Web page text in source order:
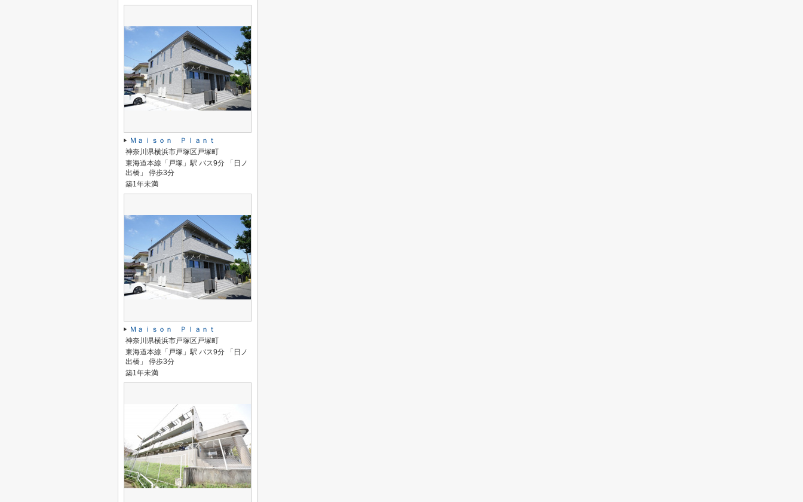
Ｍａｉｓｏｎ Ｐｌａｎｔ
神奈川県横浜市戸塚区戸塚町
東海道本線「戸塚」駅 バス9分 「日ノ
出橋」 停歩3分
築1年未満
Ｍａｉｓｏｎ Ｐｌａｎｔ
神奈川県横浜市戸塚区戸塚町
東海道本線「戸塚」駅 バス9分 「日ノ
出橋」 停歩3分
築1年未満